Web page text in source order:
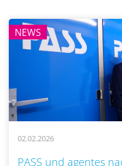
NEWS
02.02.2026
PASS und agentes